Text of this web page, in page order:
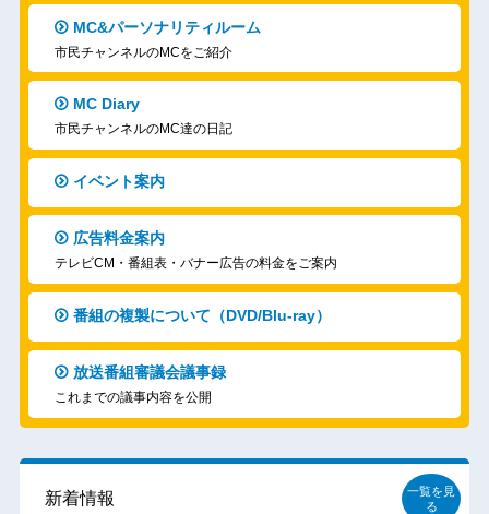
MC&パーソナリティルーム
市民チャンネルのMCをご紹介
MC Diary
市民チャンネルのMC達の日記
イベント案内
広告料金案内
テレビCM・番組表・バナー広告の料金をご案内
番組の複製について（DVD/Blu-ray）
放送番組審議会議事録
これまでの議事内容を公開
新着情報
一覧を見
る